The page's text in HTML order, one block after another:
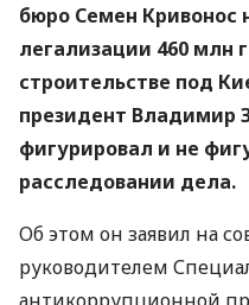
бюро Семен Кривонос
легализации 460 млн
строительстве под
президент Владимир
фигурировал и не
расследовании дела.
Об этом он заявил на
руководителем